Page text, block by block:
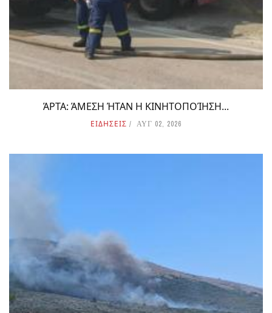
ΆΡΤΑ: ΆΜΕΣΗ ΉΤΑΝ Η ΚΙΝΗΤΟΠΟΊΗΣΗ...
ΕΙΔΗΣΕΙΣ ΑΥΓ 02, 2026